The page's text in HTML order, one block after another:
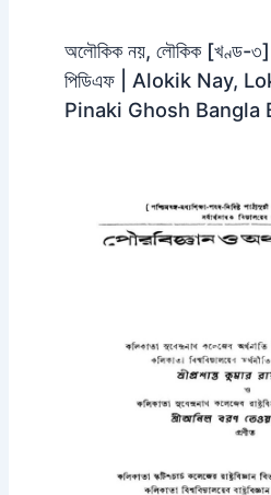
অলৌকিক নয়, লৌকিক [খণ্ড-৩] :
পিডিএফ | Alokik Nay,
Pinaki Ghosh Bangla